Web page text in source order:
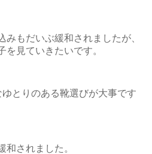
もだいぶ緩和されましたが、
を見ていきたいです。
とりのある靴選びが大事です
和されました。